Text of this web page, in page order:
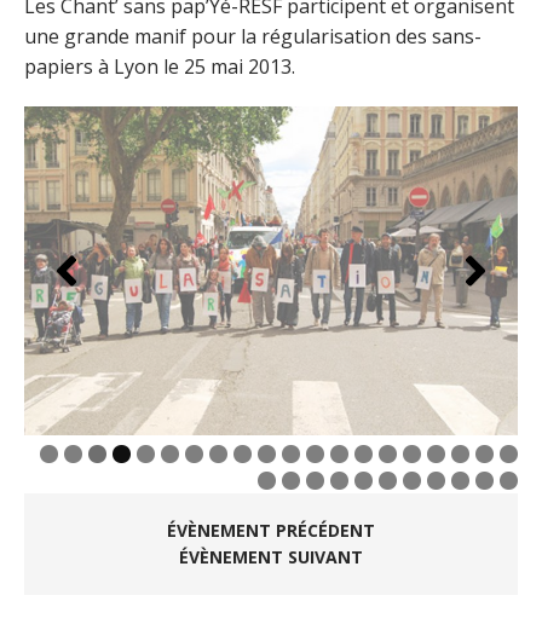
Les Chant’ sans pap’Yé-RESF participent et organisent
une grande manif pour la régularisation des sans-
papiers à Lyon le 25 mai 2013.
0 1 2 3 4 5 6 7 8 9 0
1 2 3 4 5 6 7 8 9 0 1
ÉVÈNEMENT PRÉCÉDENT
ÉVÈNEMENT SUIVANT